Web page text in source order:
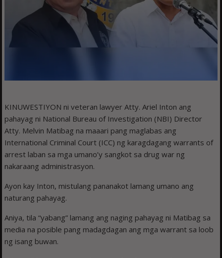
KINUWESTIYON ni veteran lawyer Atty. Ariel Inton ang
pahayag ni National Bureau of Investigation (NBI) Director
Atty. Melvin Matibag na maaari pang maglabas ang
International Criminal Court (ICC) ng karagdagang warrants of
arrest laban sa mga umano’y sangkot sa drug war ng
nakaraang administrasyon.
Ayon kay Inton, mistulang pananakot lamang umano ang
naturang pahayag.
Aniya, tila “yabang” lamang ang naging pahayag ni Matibag sa
media na posible pang madagdagan ang mga warrant sa loob
ng isang buwan.